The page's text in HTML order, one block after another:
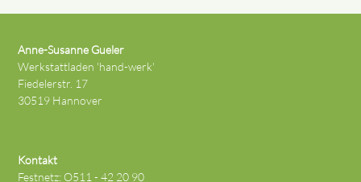
Anne-Susanne Gueler
Werkstattladen 'hand-werk'
Fiedelerstr. 17
30519 Hannover
Kontakt
Festnetz: O511 - 42 20 90